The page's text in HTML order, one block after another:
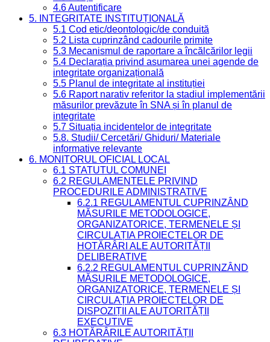
4.6 Autentificare
5. INTEGRITATE INSTITUȚIONALĂ
5.1 Cod etic/deontologic/de conduită
5.2 Lista cuprinzând cadourile primite
5.3 Mecanismul de raportare a încălcărilor legii
5.4 Declarația privind asumarea unei agende de
integritate organizațională
5.5 Planul de integritate al instituției
5.6 Raport narativ referitor la stadiul implementării
măsurilor prevăzute în SNA și în planul de
integritate
5.7 Situația incidentelor de integritate
5.8. Studii/ Cercetări/ Ghiduri/ Materiale
informative relevante
6. MONITORUL OFICIAL LOCAL
6.1 STATUTUL COMUNEI
6.2 REGULAMENTELE PRIVIND
PROCEDURILE ADMINISTRATIVE
6.2.1 REGULAMENTUL CUPRINZÂND
MĂSURILE METODOLOGICE,
ORGANIZATORICE, TERMENELE ȘI
CIRCULAȚIA PROIECTELOR DE
HOTĂRÂRI ALE AUTORITĂȚII
DELIBERATIVE
6.2.2 REGULAMENTUL CUPRINZÂND
MĂSURILE METODOLOGICE,
ORGANIZATORICE, TERMENELE ȘI
CIRCULAȚIA PROIECTELOR DE
DISPOZIȚII ALE AUTORITĂȚII
EXECUTIVE
6.3 HOTĂRÂRILE AUTORITĂȚII